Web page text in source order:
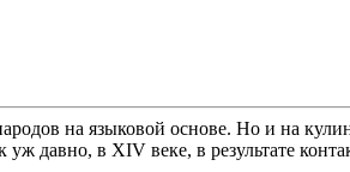
на языковой основе. Но и на
давно, в XIV веке, в результате